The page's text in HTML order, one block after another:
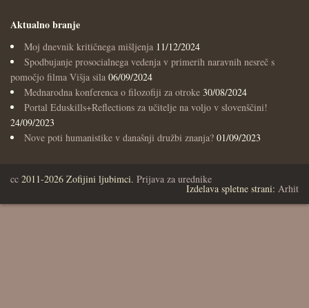
Aktualno branje
Moj dnevnik kritičnega mišljenja 11/12/2024
Spodbujanje prosocialnega vedenja v primerih naravnih nesreč s
pomočjo filma Višja sila 06/09/2024
Mednarodna konferenca o filozofiji za otroke 30/08/2024
Portal Eduskills+Reflections za učitelje na voljo v slovenščini!
24/09/2023
Nove poti humanistike v današnji družbi znanja? 01/09/2023
cc 2011-2026 Zofijini ljubimci. Prijava za urednike
Izdelava spletne strani: Arhit